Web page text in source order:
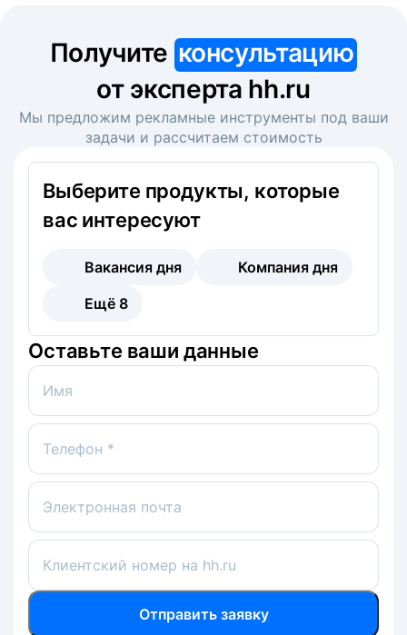
Получите консультацию
от эксперта hh.ru
Мы предложим рекламные инструменты под ваши
задачи и рассчитаем стоимость
Выберите продукты, которые
вас интересуют
Вакансия дня
Компания дня
Ещё 8
Оставьте ваши данные
Имя
Телефон *
Электронная почта
Клиентский номер на hh.ru
Отправить заявку